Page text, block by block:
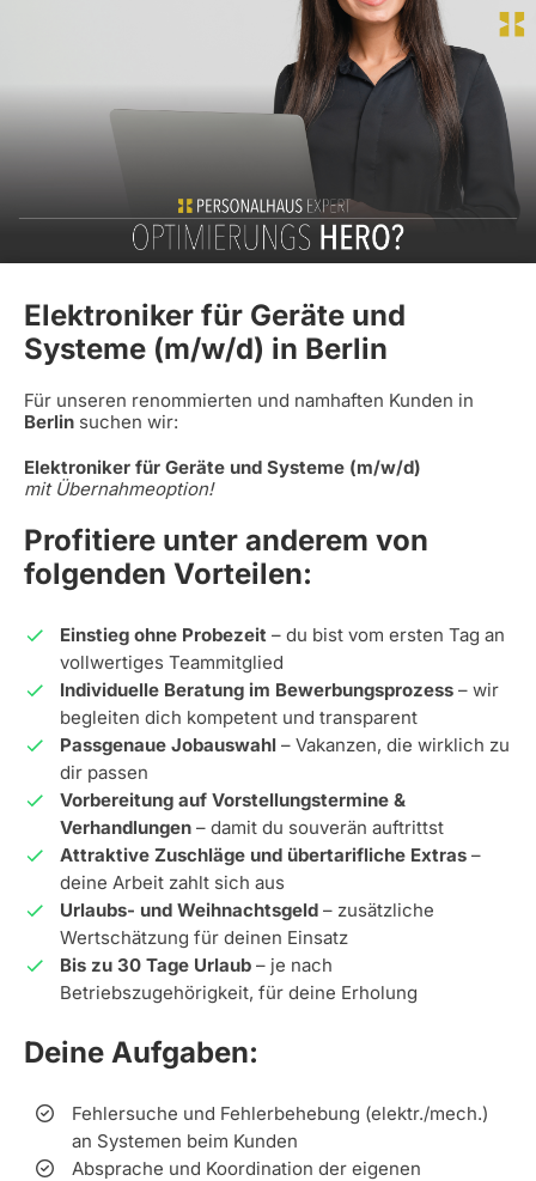
Elektroniker für Geräte und
Systeme (m/w/d) in Berlin
Für unseren renommierten und namhaften Kunden in
Berlin suchen wir:
Elektroniker für Geräte und Systeme (m/w/d)
mit Übernahmeoption!
Profitiere unter anderem von
folgenden Vorteilen:
Einstieg ohne Probezeit – du bist vom ersten Tag an
vollwertiges Teammitglied
Individuelle Beratung im Bewerbungsprozess – wir
begleiten dich kompetent und transparent
Passgenaue Jobauswahl – Vakanzen, die wirklich zu
dir passen
Vorbereitung auf Vorstellungstermine &
Verhandlungen – damit du souverän auftrittst
Attraktive Zuschläge und übertarifliche Extras –
deine Arbeit zahlt sich aus
Urlaubs- und Weihnachtsgeld – zusätzliche
Wertschätzung für deinen Einsatz
Bis zu 30 Tage Urlaub – je nach
Betriebszugehörigkeit, für deine Erholung
Deine Aufgaben:
Fehlersuche und Fehlerbehebung (elektr./mech.)
an Systemen beim Kunden
Absprache und Koordination der eigenen